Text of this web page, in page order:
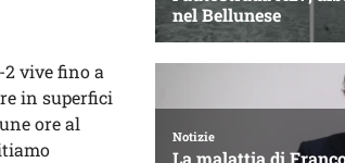
2 vive fino a
in superfici
ore al